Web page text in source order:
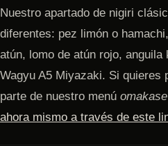
Nuestro apartado de nigiri
diferentes: pez limón o
atún, lomo de atún rojo,
Wagyu A5 Miyazaki. Si quieres
parte de nuestro menú omakase
ahora mismo a través de este